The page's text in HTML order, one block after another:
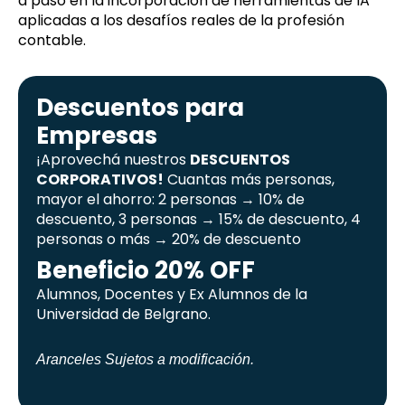
aplicadas a los desafíos reales de la profesión
contable.
Descuentos para
Empresas
¡Aprovechá nuestros DESCUENTOS
CORPORATIVOS! Cuantas más personas,
mayor el ahorro: 2 personas → 10% de
descuento, 3 personas → 15% de descuento, 4
personas o más → 20% de descuento
Beneficio 20% OFF
Alumnos, Docentes y Ex Alumnos de la
Universidad de Belgrano.
Aranceles Sujetos a modificación.